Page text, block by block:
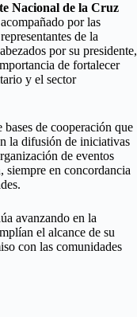
Nacional de la Cruz
por las
de la
por su presidente,
de fortalecer
y el sector
de cooperación que
la difusión de iniciativas
de eventos
siempre en concordancia
avanzando en la
el alcance de su
con las comunidades